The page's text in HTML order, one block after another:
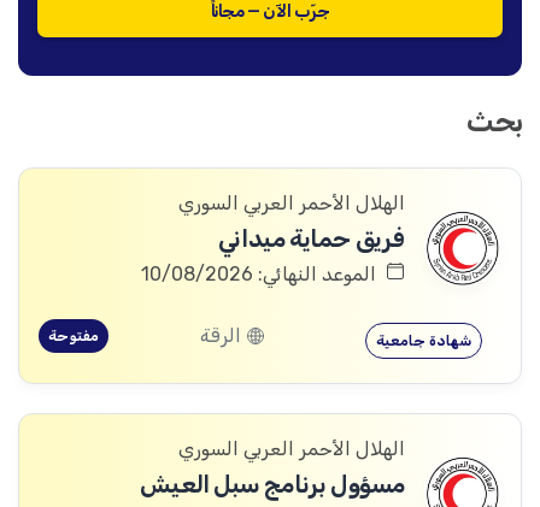
جرّب الآن — مجاناً
بحث
الهلال الأحمر العربي السوري
فريق حماية ميداني
الموعد النهائي: 10/08/2026
شهادة جامعية الرقة مفتوحة
الهلال الأحمر العربي السوري
مسؤول برنامج سبل العيش